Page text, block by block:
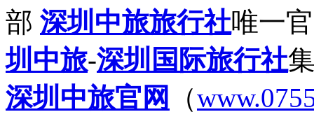
部 深圳中旅旅行社唯一
圳中旅-深圳国际旅行社
深圳中旅官网
（